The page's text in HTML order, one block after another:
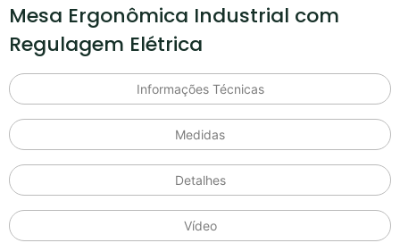
Informações Técnicas
Medidas
Detalhes
Vídeo
Mesa Ergonômica Industrial com
Regulagem Elétrica